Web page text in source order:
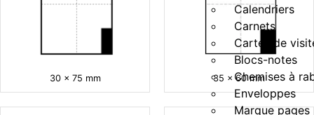
Calendriers
Carnets
Cartes de
Blocs-notes
Chemises à
Enveloppes
Marque pages
30 x 75 mm 35 x 60 mm